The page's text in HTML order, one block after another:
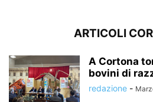
ARTICOLI
A Cortona
bovini di
redazione -